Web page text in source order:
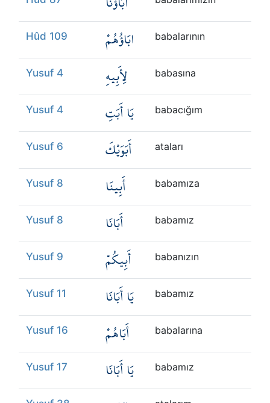
Hûd 109 ابَاؤُهُمْ babalarının
Yusuf 4 لِأَبِيهِ babasına
Yusuf 4 يَا أَبَتِ babacığım
Yusuf 6 أَبَوَيْكَ ataları
Yusuf 8 أَبِينَا babamıza
Yusuf 8 أَبَانَا babamız
Yusuf 9 أَبِيكُمْ babanızın
Yusuf 11 يَا أَبَانَا babamız
Yusuf 16 أَبَاهُمْ babalarına
Yusuf 17 يَا أَبَانَا babamız